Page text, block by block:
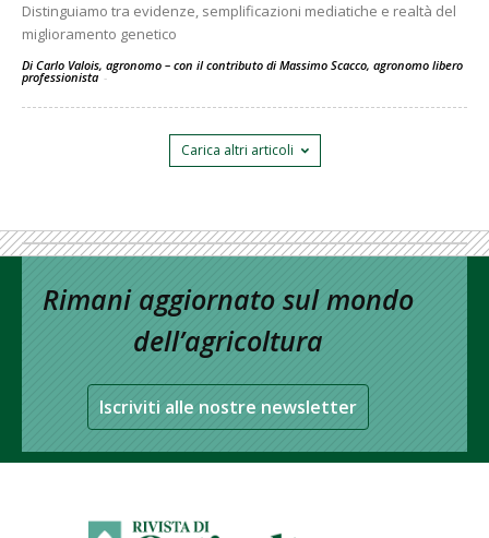
Distinguiamo tra evidenze, semplificazioni mediatiche e realtà del
miglioramento genetico
Di Carlo Valois, agronomo – con il contributo di Massimo Scacco, agronomo libero
professionista -
Carica altri articoli
Rimani aggiornato sul mondo
dell’agricoltura
Iscriviti alle nostre newsletter